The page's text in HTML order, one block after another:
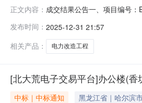
正文内容： 成交结果公告一、项目编号
51号1-3层成交金额：
发布时间： 2025-12-31 21:57
相关产品：
电力改造工程
[北大荒电子交易平台]办公楼(
中标｜中标通知 黑龙江省｜哈尔滨